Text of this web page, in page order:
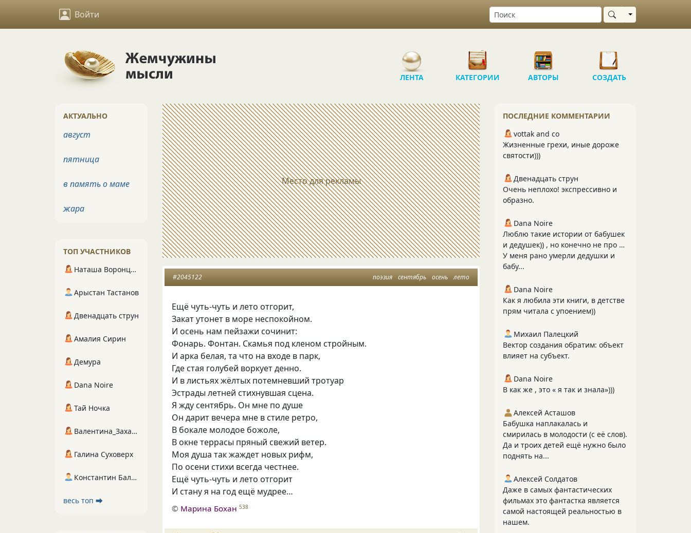
Войти Выбрать область
ЛЕНТА КАТЕГОРИИ АВТОРЫ СОЗДАТЬ
Место для рекламы
поэзия сентябрь осень лето
#2045122
Ещё чуть-чуть и лето отгорит,
Закат утонет в море неспокойном.
И осень нам пейзажи сочинит:
Фонарь. Фонтан. Скамья под кленом стройным.
И арка белая, та что на входе в парк,
Где стая голубей воркует денно.
И в листьях жёлтых потемневший тротуар
Эстрады летней стихнувшая сцена.
Я жду сентябрь. Он мне по душе
Он дарит вечера мне в стиле ретро,
В бокале молодое божоле,
В окне террасы пряный свежий ветер.
Моя душа так жаждет новых рифм,
По осени стихи всегда честнее.
Ещё чуть-чуть и лето отгорит
И стану я на год ещё мудрее…
© Марина Бохан 538
ПОСЛЕДНИЕ КОММЕНТАРИИ
vottak and co
Жизненные грехи, иные дороже
святости)))
Двенадцать струн
Очень неплохо! экспрессивно и
образно.
Dana Noire
Люблю такие истории от бабушек
и дедушек)) , но конечно не про …
У меня рано умерли дедушки и
бабу...
Dana Noire
Как я любила эти книги, в детстве
прям читала с упоением))
Михаил Палецкий
Вектор создания обратим: объект
влияет на субъект.
Dana Noire
В как же , это « я так и знала»)))
Алексей Асташов
Бабушка наплакалась и
смирилась в молодости (с её слов).
Да и троих детей ещё нужно было
поднять на...
Алексей Солдатов
Даже в самых фантастических
фильмах это фантастка является
самой настоящей реальностью в
нашем.
АКТУАЛЬНО
август
пятница
в память о маме
жара
ТОП УЧАСТНИКОВ
Наташа Воронцова
Арыстан Тастанов
Двенадцать струн
Амалия Сирин
Демура
Dana Noire
Тай Ночка
Валентина_Захарова
Галина Суховерх
Константин Балухта
весь топ ⮕